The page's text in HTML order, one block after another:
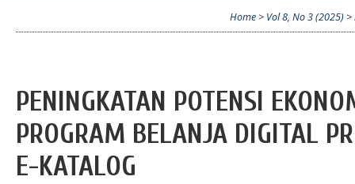
Home > Vol 8, No 3 (2025) >
PENINGKATAN POTENSI
PROGRAM BELANJA DIGITAL
E-KATALOG